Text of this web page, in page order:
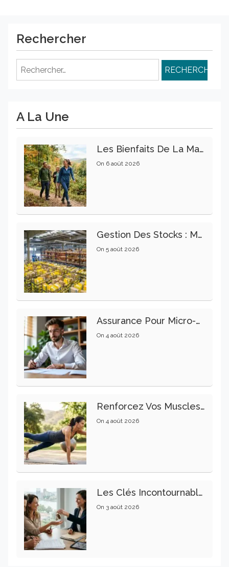
Rechercher
Rechercher :
A La Une
Les Bienfaits De La Marche Sur La Santé Physique Et Mentale
On 6 août 2026
Gestion Des Stocks : Meilleures Pratiques Intralogistiques
On 5 août 2026
Assurance Pour Micro-Entrepreneur : Les Garanties Essentielles À Connaître
On 4 août 2026
Renforcez Vos Muscles Profonds Pour Apaiser Votre Mal De Dos
On 4 août 2026
Les Clés Incontournables Pour Réussir Vos Transactions Immobilières
On 3 août 2026